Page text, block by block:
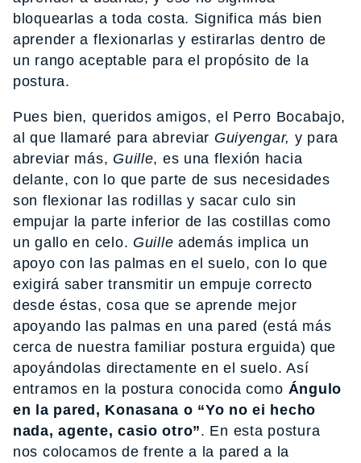
bloquearlas a toda costa. Significa más bien
aprender a flexionarlas y estirarlas dentro de
un rango aceptable para el propósito de la
postura.
Pues bien, queridos amigos, el Perro Bocabajo,
al que llamaré para abreviar Guiyengar, y para
abreviar más, Guille, es una flexión hacia
delante, con lo que parte de sus necesidades
son flexionar las rodillas y sacar culo sin
empujar la parte inferior de las costillas como
un gallo en celo. Guille además implica un
apoyo con las palmas en el suelo, con lo que
exigirá saber transmitir un empuje correcto
desde éstas, cosa que se aprende mejor
apoyando las palmas en una pared (está más
cerca de nuestra familiar postura erguida) que
apoyándolas directamente en el suelo. Así
entramos en la postura conocida como Ángulo
en la pared, Konasana o “Yo no ei hecho
nada, agente, casio otro”. En esta postura
nos colocamos de frente a la pared a la